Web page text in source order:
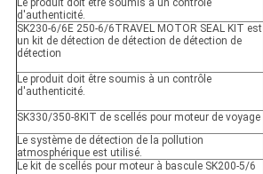
Le produit doit être soumis à un contrôle
d'authenticité.
SK230-6/6E 250-6/6TRAVEL MOTOR SEAL KIT est
un kit de détection de détection de détection de
détection
Le produit doit être soumis à un contrôle
d'authenticité.
SK330/350-8KIT de scellés pour moteur de voyage
Le système de détection de la pollution
atmosphérique est utilisé.
Le kit de scellés pour moteur à bascule SK200-5/6